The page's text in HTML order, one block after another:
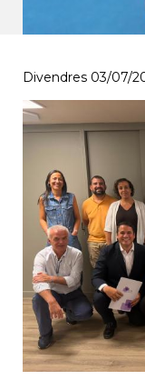
Divendres 03/07/